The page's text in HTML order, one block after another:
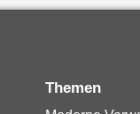
Themen